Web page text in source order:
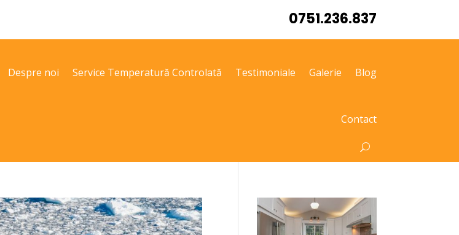
0751.236.837
Despre noi Service Temperatură Controlată Testimoniale Galerie Blog
Contact